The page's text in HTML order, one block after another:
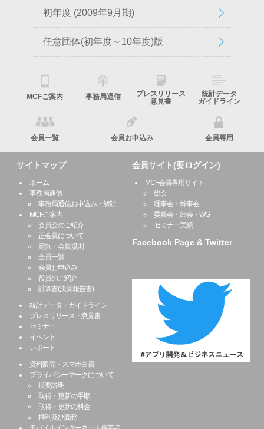
初年度 (2009年9月期)
任意団体(初年度～10年度)版
MCFご案内 事務局通信
プレスリリース
意見書
統計データ
ガイドライン
会員一覧 会員お申込み 会員専用
サイトマップ
ホーム
事務局通信
事務局通信お申込み・解除
MCFご案内
委員会のご紹介
正会員について
定款・会員規則
会員一覧
会員お申込み
役員のご紹介
計算書(決算報告書)
統計データ・ガイドライン
プレスリリース・意見書
セミナー
イベント
レポート
資料販売・スマホ白書
プライバシーマークについて
概要説明
取得・更新の手順
取得・更新の料金
権利及び義務
会員サイト(要ログイン)
MCF会員専用サイト
総会
理事会・幹事会
委員会・部会・WG
セミナー実績
Facebook Page & Twitter